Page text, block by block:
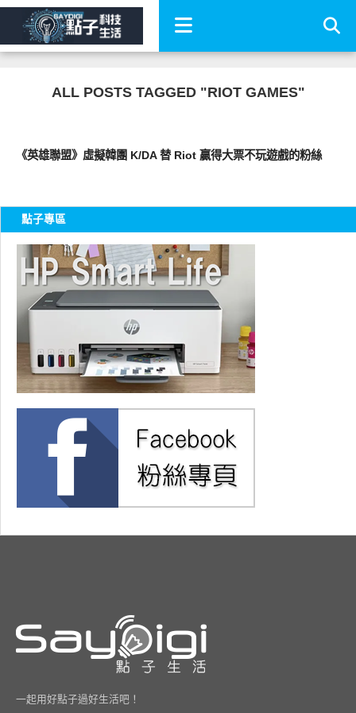
ALL POSTS TAGGED "RIOT GAMES"
《英雄聯盟》虛擬韓團 K/DA 替 Riot 贏得大票不玩遊戲的粉絲
點子專區
一起用好點子過好生活吧！